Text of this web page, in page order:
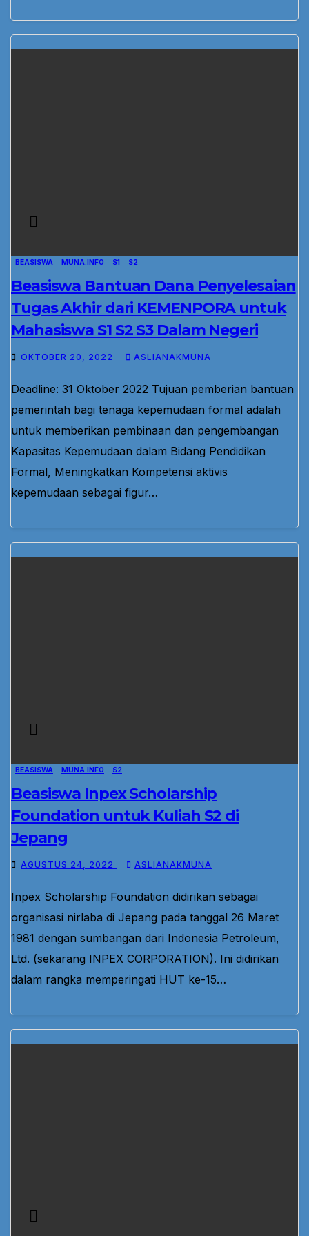
BEASISWA MUNA.INFO S1 S2
Beasiswa Bantuan Dana Penyelesaian
Tugas Akhir dari KEMENPORA untuk
Mahasiswa S1 S2 S3 Dalam Negeri
OKTOBER 20, 2022 ASLIANAKMUNA
Deadline: 31 Oktober 2022 Tujuan pemberian bantuan
pemerintah bagi tenaga kepemudaan formal adalah
untuk memberikan pembinaan dan pengembangan
Kapasitas Kepemudaan dalam Bidang Pendidikan
Formal, Meningkatkan Kompetensi aktivis
kepemudaan sebagai figur…
BEASISWA MUNA.INFO S2
Beasiswa Inpex Scholarship
Foundation untuk Kuliah S2 di
Jepang
AGUSTUS 24, 2022 ASLIANAKMUNA
Inpex Scholarship Foundation didirikan sebagai
organisasi nirlaba di Jepang pada tanggal 26 Maret
1981 dengan sumbangan dari Indonesia Petroleum,
Ltd. (sekarang INPEX CORPORATION). Ini didirikan
dalam rangka memperingati HUT ke-15…